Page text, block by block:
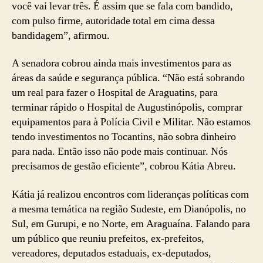
você vai levar três. É assim que se fala com bandido,
com pulso firme, autoridade total em cima dessa
bandidagem”, afirmou.
A senadora cobrou ainda mais investimentos para as
áreas da saúde e segurança pública. “Não está sobrando
um real para fazer o Hospital de Araguatins, para
terminar rápido o Hospital de Augustinópolis, comprar
equipamentos para à Polícia Civil e Militar. Não estamos
tendo investimentos no Tocantins, não sobra dinheiro
para nada. Então isso não pode mais continuar. Nós
precisamos de gestão eficiente”, cobrou Kátia Abreu.
Kátia já realizou encontros com lideranças políticas com
a mesma temática na região Sudeste, em Dianópolis, no
Sul, em Gurupi, e no Norte, em Araguaína. Falando para
um público que reuniu prefeitos, ex-prefeitos,
vereadores, deputados estaduais, ex-deputados,